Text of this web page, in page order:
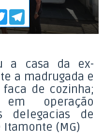
T
i
t
T
l
e
a
m
a casa da ex-
a madrugada e
de cozinha;
operação
delegacias de
Itamonte (MG)